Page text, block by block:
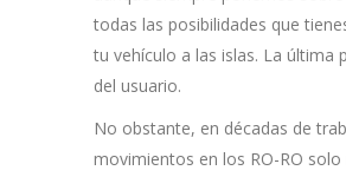
todas las posibilidades que
tu vehículo a las islas. La última
del usuario.
No obstante, en décadas de
movimientos en los RO-RO solo